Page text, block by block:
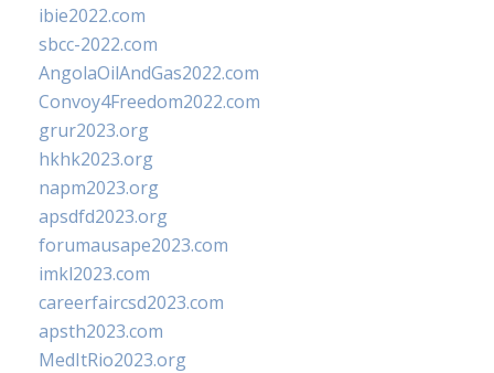
ibie2022.com
sbcc-2022.com
AngolaOilAndGas2022.com
Convoy4Freedom2022.com
grur2023.org
hkhk2023.org
napm2023.org
apsdfd2023.org
forumausape2023.com
imkl2023.com
careerfaircsd2023.com
apsth2023.com
MedItRio2023.org